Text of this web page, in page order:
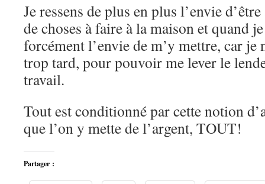
Je ressens de plus en plus l’envie
de choses à faire à la maison et quand
forcément l’envie de m’y mettre, car je
trop tard, pour pouvoir me lever le
travail.
Tout est conditionné par cette notion
que l’on y mette de l’argent, TOUT!
Partager :